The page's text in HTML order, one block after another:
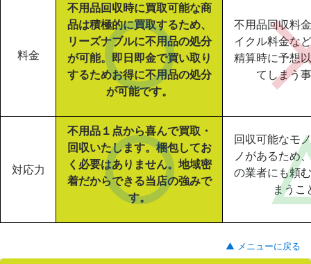
料金
不用品回収時に買取可能な商
品は積極的に買取するため、
リーズナブルに不用品の処分
が可能。即日即金で買い取り
するためお得に不用品の処分
が可能です。
不用品回収料
イクル料金な
精算時に予想
てしまう
対応力
不用品１点から喜んで買取・
回収いたします。梱包してお
く必要はありません。地域密
着だからできる当店の強みで
す。
回収可能なモ
ノがあるため
の業者にも頼
まうこ
▲ メニューに戻る